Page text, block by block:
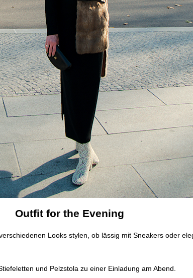
Outfit for the Evening
Looks stylen, ob lässig mit Sneakers oder
und Pelzstola zu einer Einladung am Abend.